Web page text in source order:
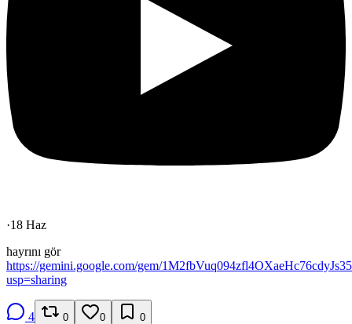
·18 Haz
hayrını gör
https://gemini.google.com/gem/
usp=sharing
4 0 0 0